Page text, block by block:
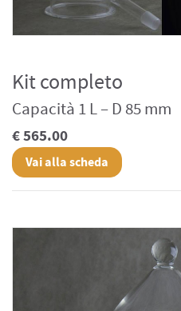
Kit completo
Capacità 1 L – D 85 mm
€ 565.00
Vai alla scheda